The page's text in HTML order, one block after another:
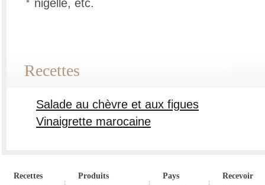
nigelle, etc.
Recettes
Salade au chèvre et aux figues
Vinaigrette marocaine
Recettes Produits Pays Recevoir